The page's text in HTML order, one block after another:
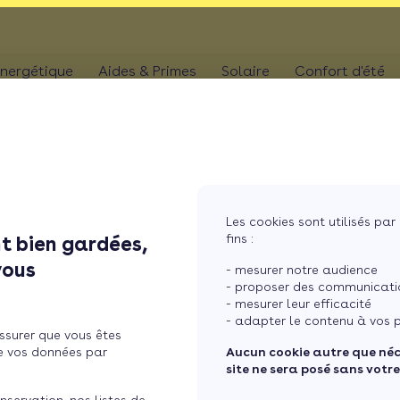
bien gardées,
que vous êtes
vos données par
Les cookies sont utilisés
fins :
- mesurer notre audience
- proposer des
- mesurer leur efficacité
- adapter le contenu à vos
Aucun cookie autre que
site ne sera posé sans
Chaudière
Dépannage chauffage
Aides & Primes
Aides chauffe-eau
thermodynamique
Solaire
Batterie panneaux
Confort d'été
Pergola
Store
gaz : lequel choisir ?